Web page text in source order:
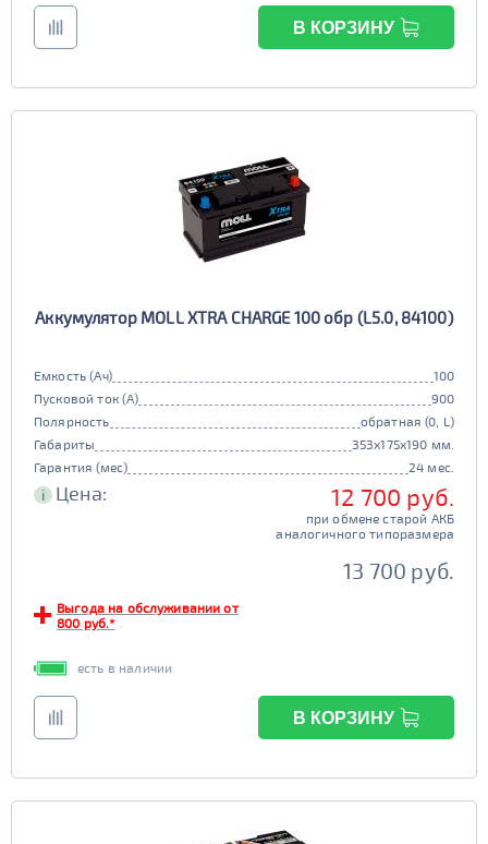
В КОРЗИНУ
Аккумулятор MOLL XTRA CHARGE 100 обр (L5.0, 84100)
Емкость (Ач)
100
Пусковой ток (А)
900
Полярность
обратная (0, L)
Габариты
353x175x190 мм.
Гарантия (мес)
24 мес.
i Цена: 12 700 руб.
при обмене старой АКБ
аналогичного типоразмера
13 700 руб.
Выгода на обслуживании от
800 руб.*
есть в наличии
В КОРЗИНУ